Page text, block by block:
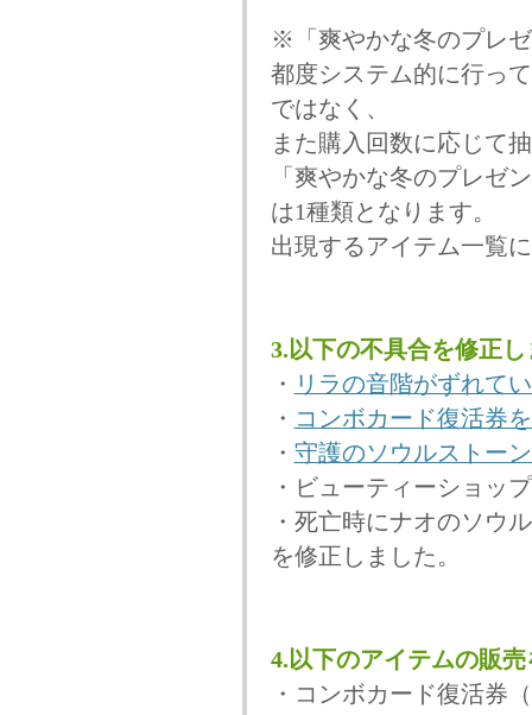
※「爽やかな冬のプレ
都度システム的に行っ
ではなく、
また購入回数に応じて
「爽やかな冬のプレゼ
は1種類となります。
出現するアイテム一覧
3.以下の不具合を修正
・ リラの音階がずれて
・ コンボカード復活券
・ 守護のソウルストー
・ビューティーショッ
・死亡時にナオのソウ
を修正しました。
4.以下のアイテムの販
・コンボカード復活券